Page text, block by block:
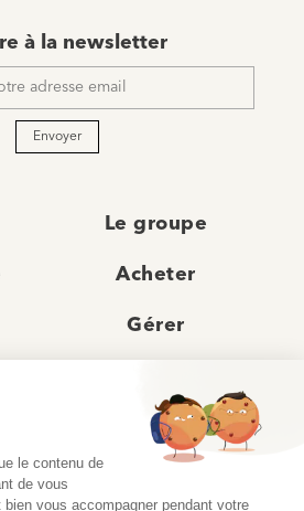
à la newsletter
Envoyer
Le groupe
Acheter
Gérer
Avis clients